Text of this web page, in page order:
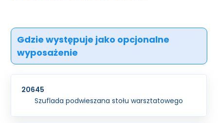
Gdzie występuje jako opcjonalne
wyposażenie
20645
Szuflada podwieszana stołu warsztatowego